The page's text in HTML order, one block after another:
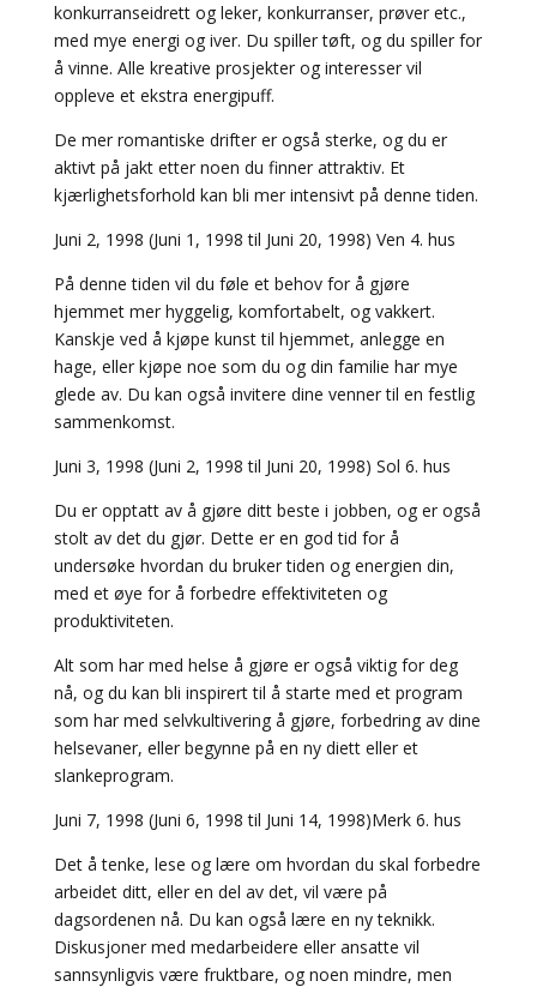
konkurranseidrett og leker, konkurranser, prøver etc.,
med mye energi og iver. Du spiller tøft, og du spiller for
å vinne. Alle kreative prosjekter og interesser vil
oppleve et ekstra energipuff.
De mer romantiske drifter er også sterke, og du er
aktivt på jakt etter noen du finner attraktiv. Et
kjærlighetsforhold kan bli mer intensivt på denne tiden.
Juni 2, 1998 (Juni 1, 1998 til Juni 20, 1998) Ven 4. hus
På denne tiden vil du føle et behov for å gjøre
hjemmet mer hyggelig, komfortabelt, og vakkert.
Kanskje ved å kjøpe kunst til hjemmet, anlegge en
hage, eller kjøpe noe som du og din familie har mye
glede av. Du kan også invitere dine venner til en festlig
sammenkomst.
Juni 3, 1998 (Juni 2, 1998 til Juni 20, 1998) Sol 6. hus
Du er opptatt av å gjøre ditt beste i jobben, og er også
stolt av det du gjør. Dette er en god tid for å
undersøke hvordan du bruker tiden og energien din,
med et øye for å forbedre effektiviteten og
produktiviteten.
Alt som har med helse å gjøre er også viktig for deg
nå, og du kan bli inspirert til å starte med et program
som har med selvkultivering å gjøre, forbedring av dine
helsevaner, eller begynne på en ny diett eller et
slankeprogram.
Juni 7, 1998 (Juni 6, 1998 til Juni 14, 1998)Merk 6. hus
Det å tenke, lese og lære om hvordan du skal forbedre
arbeidet ditt, eller en del av det, vil være på
dagsordenen nå. Du kan også lære en ny teknikk.
Diskusjoner med medarbeidere eller ansatte vil
sannsynligvis være fruktbare, og noen mindre, men